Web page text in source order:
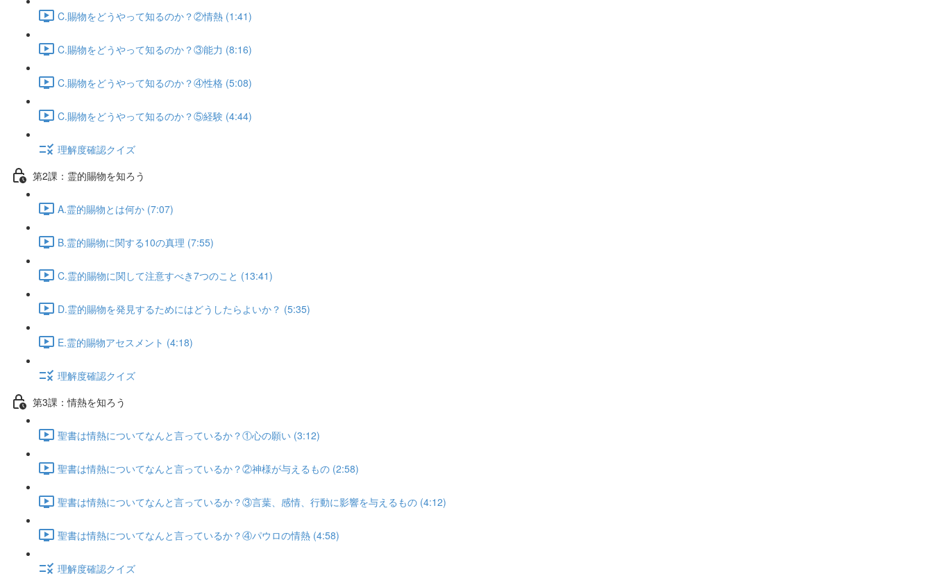
C.賜物をどうやって知るのか？②情熱 (1:41)
C.賜物をどうやって知るのか？③能力 (8:16)
C.賜物をどうやって知るのか？④性格 (5:08)
C.賜物をどうやって知るのか？⑤経験 (4:44)
理解度確認クイズ
第2課：霊的賜物を知ろう
A.霊的賜物とは何か (7:07)
B.霊的賜物に関する10の真理 (7:55)
C.霊的賜物に関して注意すべき7つのこと (13:41)
D.霊的賜物を発見するためにはどうしたらよいか？ (5:35)
E.霊的賜物アセスメント (4:18)
理解度確認クイズ
第3課：情熱を知ろう
聖書は情熱についてなんと言っているか？①心の願い (3:12)
聖書は情熱についてなんと言っているか？②神様が与えるもの (2:58)
聖書は情熱についてなんと言っているか？③言葉、感情、行動に影響を与えるもの (4:12)
聖書は情熱についてなんと言っているか？④パウロの情熱 (4:58)
理解度確認クイズ